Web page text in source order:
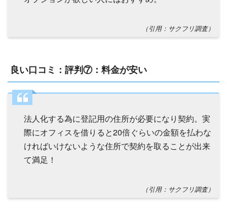
（引用：サクフリ調査）
良い口コミ：評判⑦：料金が安い
法人化する為に登記用の住所が必要になり契約。実
際にオフィスを借りると20倍ぐらいの金額を払わな
ければいけないような住所で契約を取ることが出来
て満足！
（引用：サクフリ調査）